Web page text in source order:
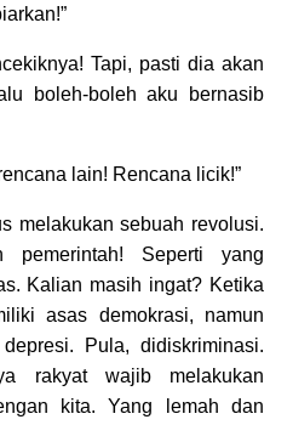
Tapi, pasti dia akan
boleh-boleh aku bernasib
lain! Rencana licik!”
melakukan sebuah revolusi.
pemerintah! Seperti yang
Kalian masih ingat? Ketika
asas demokrasi, namun
Pula, didiskriminasi.
rakyat wajib melakukan
kita. Yang lemah dan